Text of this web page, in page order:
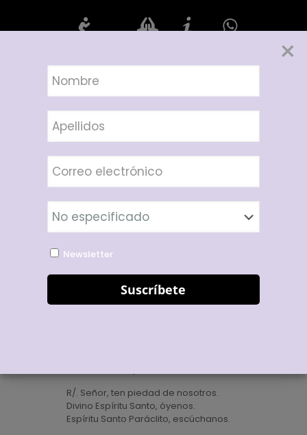
Letanías al
Espíritu
Santo
R/. Señor, ten piedad de nosotros.
Divino Espíritu Santo, óyenos.
Espíritu Santo Paráclito, escúchanos.
×
Newsletter